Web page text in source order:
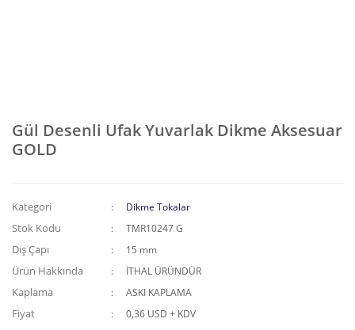
Gül Desenli Ufak Yuvarlak Dikme Aksesuar
GOLD
Kategori Dikme Tokalar
Stok Kodu TMR10247 G
Dış Çapı 15 mm
Ürün Hakkında İTHAL ÜRÜNDÜR
Kaplama ASKI KAPLAMA
Fiyat 0,36 USD + KDV